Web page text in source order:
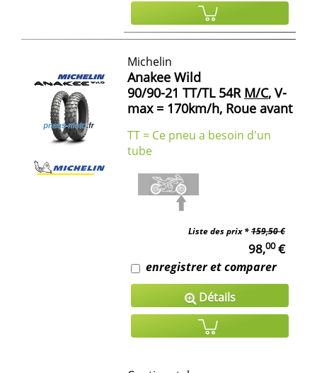
Michelin
Anakee Wild
90/90-21 TT/TL 54R M/C, V-
max = 170km/h, Roue avant
TT = Ce pneu a besoin d'un
tube
Liste des prix *159,50 €
98,00€
enregistrer et comparer
Détails